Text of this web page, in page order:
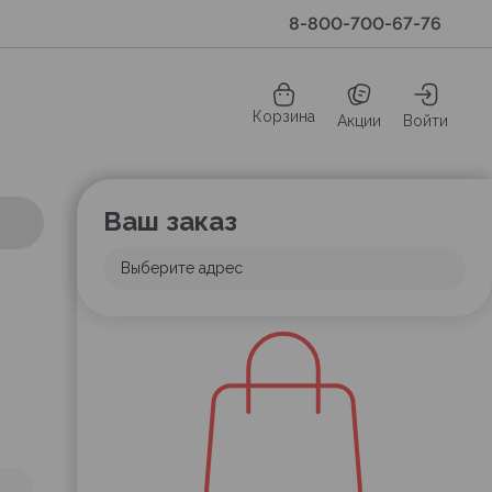
8-800-700-67-76
Корзина Акции Войти
Ваш заказ
Выберите адрес